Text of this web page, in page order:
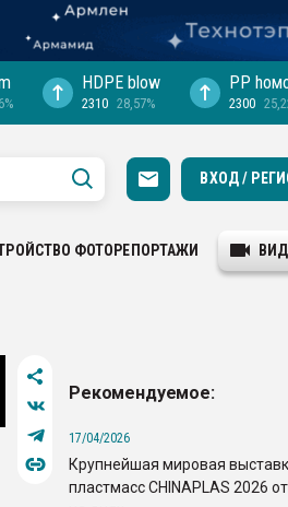
HDPE blow
2310 28,57%
PP
2300
ВХОД /
ФОТОРЕПОРТАЖИ
Рекомендуемое:
17/04/2026
Крупнейшая мировая
пластмасс CHINAPLAS 2026